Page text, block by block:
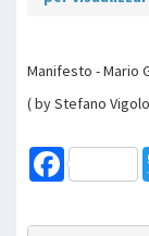
Manifesto - Mario
( by Stefano
Facebook